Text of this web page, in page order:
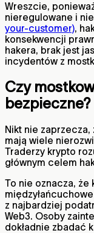
Wreszcie,
nieregulowane i
your-customer),
konsekwencji
hakera, brak jest
incydentów z
Czy
bezpieczne?
Nikt nie zaprzecza,
mają wiele
Traderzy krypto
głównym celem
To nie oznacza, że
z najbardziej
Web3. Osoby
dokładnie zbadać